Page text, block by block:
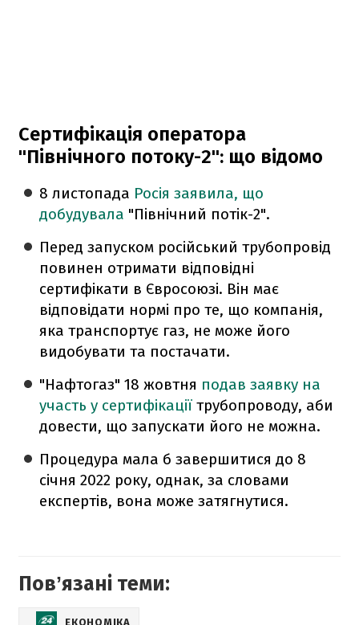
Сертифікація оператора
"Північного потоку-2": що відомо
8 листопада Росія заявила, що
добудувала "Північний потік-2".
Перед запуском російський трубопровід
повинен отримати відповідні
сертифікати в Євросоюзі. Він має
відповідати нормі про те, що компанія,
яка транспортує газ, не може його
видобувати та постачати.
"Нафтогаз" 18 жовтня подав заявку на
участь у сертифікації трубопроводу, аби
довести, що запускати його не можна.
Процедура мала б завершитися до 8
січня 2022 року, однак, за словами
експертів, вона може затягнутися.
Повʼязані теми:
ЕКОНОМІКА